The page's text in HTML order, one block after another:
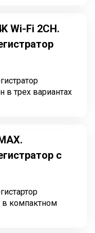
Wi-Fi 2CH.
в трех вариантах
с
в компактном